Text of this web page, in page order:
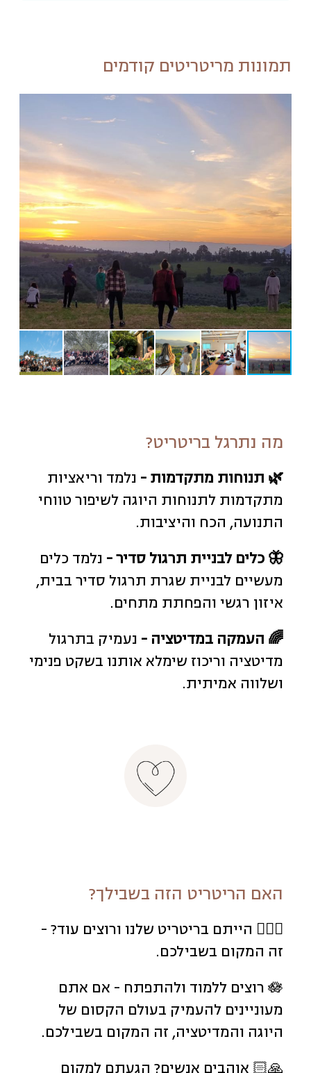
תמונות מריטריטים קודמים
מה נתרגל בריטריט?
🌿 תנוחות מתקדמות - נלמד וריאציות
מתקדמות לתנוחות היוגה לשיפור טווחי
התנועה, הכח והיציבות.
🦋 כלים לבניית תרגול סדיר - נלמד כלים
מעשיים לבניית שגרת תרגול סדיר בבית,
איזון רגשי והפחתת מתחים.
🌈 העמקה במדיטציה - נעמיק בתרגול
מדיטציה וריכוז שימלא אותנו בשקט פנימי
ושלווה אמיתית.
האם הריטריט הזה בשבילך?
🧘🏼‍♀️ הייתם בריטריט שלנו ורוצים עוד? -
זה המקום בשבילכם.
🪷 רוצים ללמוד ולהתפתח - אם אתם
מעוניינים להעמיק בעולם הקסום של
היוגה והמדיטציה, זה המקום בשבילכם.
🙏🏻 אוהבים אנשים? הגעתם למקום